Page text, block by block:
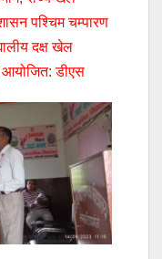
पश्चिम चम्पारण
दक्ष खेल
आयोजित: डीएस